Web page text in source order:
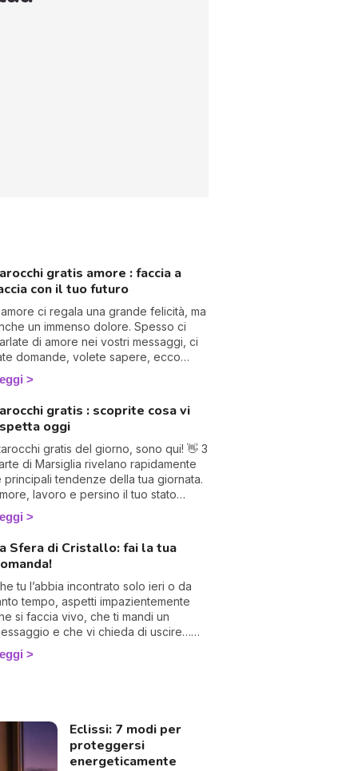
gratis amore : faccia a
con il tuo futuro
ci regala una grande felicità, ma
un immenso dolore. Spesso ci
di amore nei vostri messaggi, ci
domande, volete sapere, ecco
abbiamo deciso di creare
speciale pagina di
dell'amore, compatibilità,
troverai tutto qui, buon
💖
gratis : scoprite cosa vi
oggi
gratis del giorno, sono qui! 👋 3
di Marsiglia rivelano rapidamente
principali tendenze della tua giornata.
lavoro e persino il tuo stato
saprai tutto. Concentrati e gira 3
per scoprire cosa ti riserva la
Sfera di Cristallo: fai la tua
tu l’abbia incontrato solo ieri o da
tempo, aspetti impazientemente
si faccia vivo, che ti mandi un
e che vi chieda di uscire…
nulla, per il momento tutto tace. Sei
sicuro che stia pensando a te?
Eclissi: 7 modi per
proteggersi
energeticamente